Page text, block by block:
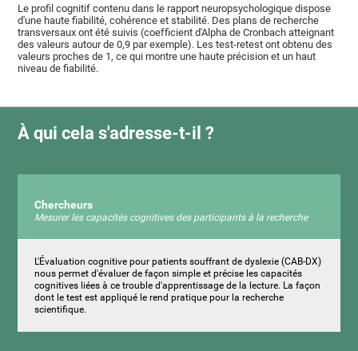
Le profil cognitif contenu dans le rapport neuropsychologique dispose
d'une haute fiabilité, cohérence et stabilité. Des plans de recherche
transversaux ont été suivis (coefficient d'Alpha de Cronbach atteignant
des valeurs autour de 0,9 par exemple). Les test-retest ont obtenu des
valeurs proches de 1, ce qui montre une haute précision et un haut
niveau de fiabilité.
À qui cela s'adresse-t-il ?
Chercheurs
Mesurer les capacités cognitives des participants à la recherche
L'Évaluation cognitive pour patients souffrant de dyslexie (CAB-DX)
nous permet d'évaluer de façon simple et précise les capacités
cognitives liées à ce trouble d'apprentissage de la lecture. La façon
dont le test est appliqué le rend pratique pour la recherche
scientifique.